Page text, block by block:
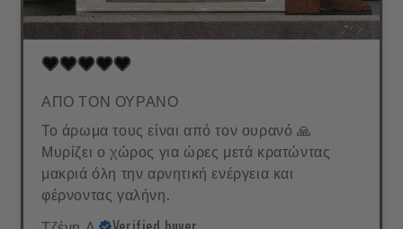
ΑΠΟ ΤΟΝ ΟΥΡΑΝΟ
Το άρωμα τους είναι από τον ουρανό 🙏
Μυρίζει ο χώρος για ώρες μετά κρατώντας
μακριά όλη την αρνητική ενέργεια και
φέρνοντας γαλήνη.